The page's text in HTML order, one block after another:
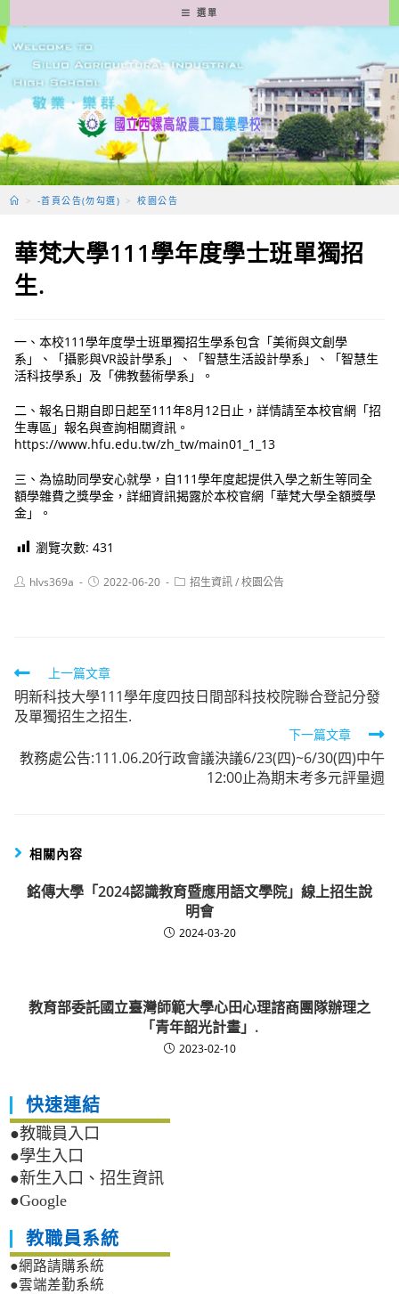
轉
至
要
容
選單
> -首頁公告(勿勾選) > 校園公告
華梵大學111學年度學士班單獨招
生.
一、本校111學年度學士班單獨招生學系包含「美術與文創學
系」、「攝影與VR設計學系」、「智慧生活設計學系」、「智慧生
活科技學系」及「佛教藝術學系」。
二、報名日期自即日起至111年8月12日止，詳情請至本校官網「招
生專區」報名與查詢相關資訊。
https://www.hfu.edu.tw/zh_tw/main01_1_13
三、為協助同學安心就學，自111學年度起提供入學之新生等同全
額學雜費之獎學金，詳細資訊揭露於本校官網「華梵大學全額獎學
金」。
瀏覽次數: 431
Posthlvs369a
Post2022-06-20
Post招生資訊/校園公告
Read
more
articles
上一篇文章
明新科技大學111學年度四技日間部科技校院聯合登記分發
及單獨招生之招生.
下一篇文章
教務處公告:111.06.20行政會議決議6/23(四)~6/30(四)中午
12:00止為期末考多元評量週
相關內容
銘傳大學「2024認識教育暨應用語文學院」線上招生說
明會
2024-03-20
教育部委託國立臺灣師範大學心田心理諮商團隊辦理之
「青年韶光計畫」.
2023-02-10
快速連結
●教職員入口
●學生入口
●新生入口、招生資訊
●Google
教職員系統
●網路請購系統
●雲端差勤系統